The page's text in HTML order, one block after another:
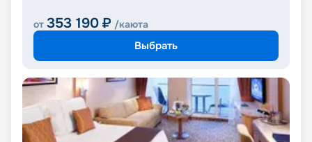
от 353 190 ₽ /каюта
Выбрать